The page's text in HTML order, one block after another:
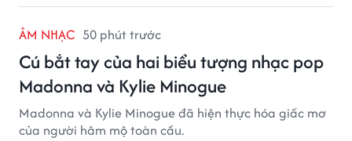
ÂM NHẠC 50 phút trước
Cú bắt tay của hai biểu tượng nhạc pop
Madonna và Kylie Minogue
Madonna và Kylie Minogue đã hiện thực hóa giấc mơ
của người hâm mộ toàn cầu.